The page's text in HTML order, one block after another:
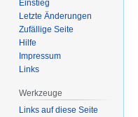
Einstieg
Letzte Änderungen
Zufällige Seite
Hilfe
Impressum
Links
Werkzeuge
Links auf diese Seite